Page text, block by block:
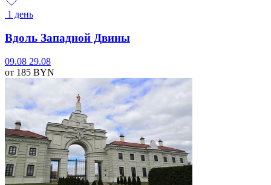
1 день
Вдоль Западной Двины
09.08 29.08
от 185 BYN